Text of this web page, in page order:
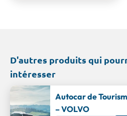
D'autres produits qui
intéresser
Autocar de
– VOLVO